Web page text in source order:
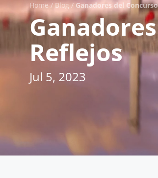
Home/Blog/Ganadores del
Reflejos
Jul 5, 2023